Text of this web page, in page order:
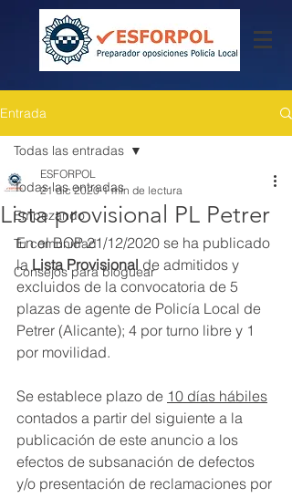
Entrada
Todas las entradas
Empezando
Tu comunidad
Consejos para bloguear
Todas las entradas
Lista provisional PL Petrer
ESFORPOL
21 dic 2020 1 min de lectura
En el BOP 21/12/2020 se ha publicado
la Lista Provisional de admitidos y
excluidos de la convocatoria de 5
plazas de agente de Policía Local de
Petrer (Alicante); 4 por turno libre y 1
por movilidad.
Se establece plazo de 10 días hábiles
contados a partir del siguiente a la
publicación de este anuncio a los
efectos de subsanación de defectos
y/o presentación de reclamaciones por